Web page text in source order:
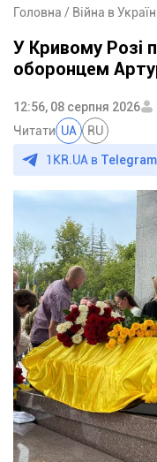
Головна Війна в
У Кривому Розі
оборонцем
12:56, 08 серпня 2026
Читати UA RU
1KR.UA в Telegram